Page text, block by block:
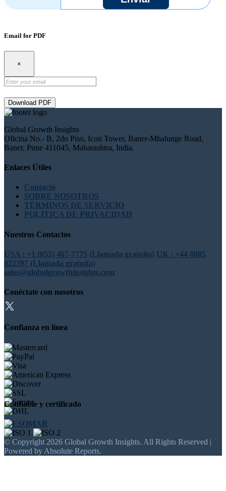
Email for PDF
×
Download PDF
Global Growth Insights
Oficina No.- B, 2do Piso, Icon Tower, Baner-Mhalunge Road,
Baner, Pune 411045, Maharashtra, India.
Enlaces Útiles
Contacto
SOBRE NOSOTROS
TÉRMINOS DE SERVICIO
POLÍTICA DE PRIVACIDAD
Nuestros Contactos
USA : +1 (855) 467-7775 (Llamada gratuita) UK : +44 8085
022397 (Llamada gratuita)
sales@globalgrowthinsights.com
Conéctate con nosotros
Confianza en línea
Confiable y certificado
© Copyright 2026 Global Growth Insights. All Rights Reserved |
Powered by Absolute Reports.